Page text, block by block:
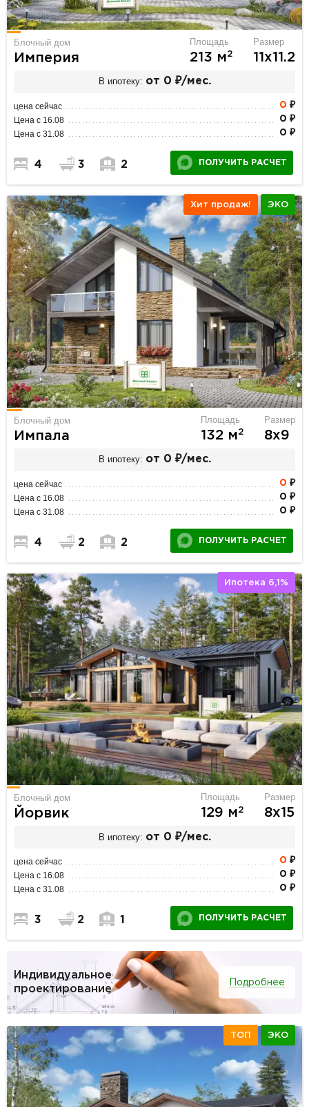
Блочный дом
Империя
Площадь
213 м2
Размер
11х11.2
В ипотеку: от 0 ₽/мес.
цена сейчас 0 ₽
Цена с 16.08 0 ₽
Цена с 31.08 0 ₽
4 3 2 ПОЛУЧИТЬ РАСЧЕТ
Хит продаж! ЭКО
Блочный дом
Импала
Площадь
132 м2
Размер
8х9
В ипотеку: от 0 ₽/мес.
цена сейчас 0 ₽
Цена с 16.08 0 ₽
Цена с 31.08 0 ₽
4 2 2 ПОЛУЧИТЬ РАСЧЕТ
Ипотека 6,1%
Блочный дом
Йорвик
Площадь
129 м2
Размер
8х15
В ипотеку: от 0 ₽/мес.
цена сейчас 0 ₽
Цена с 16.08 0 ₽
Цена с 31.08 0 ₽
3 2 1 ПОЛУЧИТЬ РАСЧЕТ
Индивидуальное
проектирование
Подробнее
ТОП ЭКО